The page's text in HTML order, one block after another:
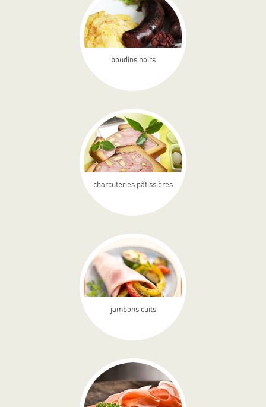
boudins noirs
charcuteries pâtissières
jambons cuits